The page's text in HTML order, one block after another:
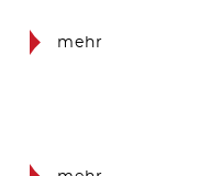
mehr